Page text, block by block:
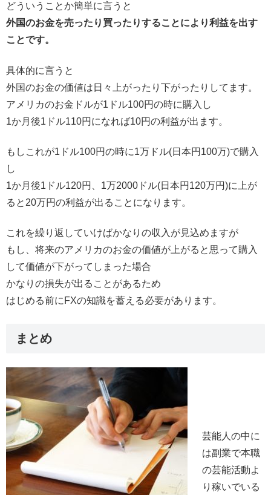
どういうことか簡単に言うと
外国のお金を売ったり買ったりすることにより利益を出す
ことです。
具体的に言うと
外国のお金の価値は日々上がったり下がったりしてます。
アメリカのお金ドルが1ドル100円の時に購入し
1か月後1ドル110円になれば10円の利益が出ます。
もしこれが1ドル100円の時に1万ドル(日本円100万)で購入
し
1か月後1ドル120円、1万2000ドル(日本円120万円)に上が
ると20万円の利益が出ることになります。
これを繰り返していけばかなりの収入が見込めますが
もし、将来のアメリカのお金の価値が上がると思って購入
して価値が下がってしまった場合
かなりの損失が出ることがあるため
はじめる前にFXの知識を蓄える必要があります。
まとめ
芸能人の中に
は副業で本職
の芸能活動よ
り稼いでいる